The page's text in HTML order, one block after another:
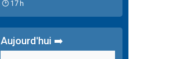
17 h
Aujourd'hui ➡️